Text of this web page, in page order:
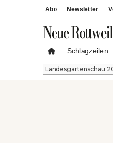
Abo Newsletter
Schlagzeilen
Landesgartenschau